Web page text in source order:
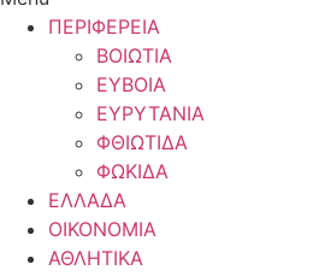
ΠΕΡΙΦΕΡΕΙΑ
ΒΟΙΩΤΙΑ
ΕΥΒΟΙΑ
ΕΥΡΥΤΑΝΙΑ
ΦΘΙΩΤΙΔΑ
ΦΩΚΙΔΑ
ΕΛΛΑΔΑ
ΟΙΚΟΝΟΜΙΑ
ΑΘΛΗΤΙΚΑ